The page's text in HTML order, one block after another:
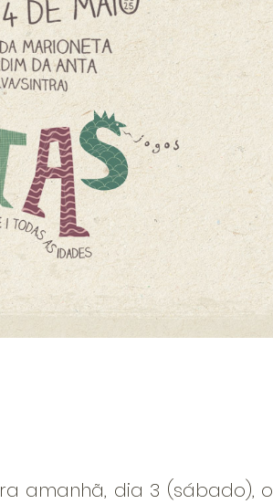
amanhã, dia 3 (sábado), o